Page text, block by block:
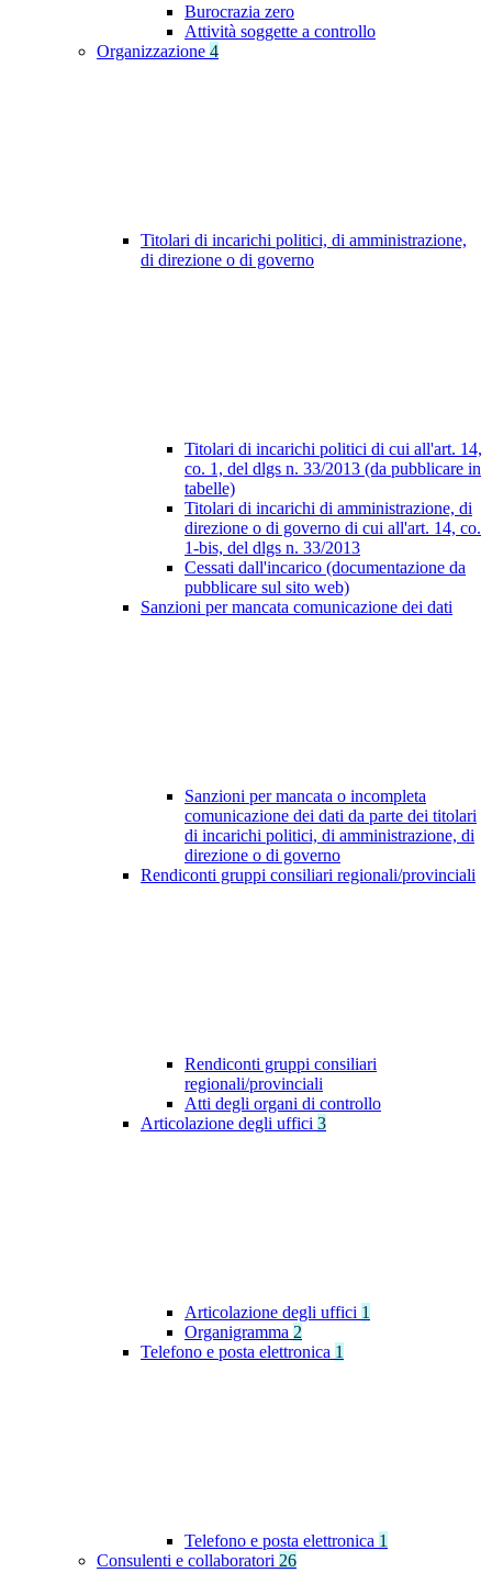
Burocrazia zero
Attività soggette a controllo
Organizzazione 4
Titolari di incarichi politici, di amministrazione,
di direzione o di governo
Titolari di incarichi politici di cui all'art. 14,
co. 1, del dlgs n. 33/2013 (da pubblicare in
tabelle)
Titolari di incarichi di amministrazione, di
direzione o di governo di cui all'art. 14, co.
1-bis, del dlgs n. 33/2013
Cessati dall'incarico (documentazione da
pubblicare sul sito web)
Sanzioni per mancata comunicazione dei dati
Sanzioni per mancata o incompleta
comunicazione dei dati da parte dei titolari
di incarichi politici, di amministrazione, di
direzione o di governo
Rendiconti gruppi consiliari regionali/provinciali
Rendiconti gruppi consiliari
regionali/provinciali
Atti degli organi di controllo
Articolazione degli uffici 3
Articolazione degli uffici 1
Organigramma 2
Telefono e posta elettronica 1
Telefono e posta elettronica 1
Consulenti e collaboratori 26